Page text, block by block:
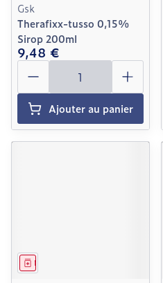
Gsk
Therafixx-tusso 0,15%
Sirop 200ml
9,48 €
Quantité
Ajouter au panier
Médicament